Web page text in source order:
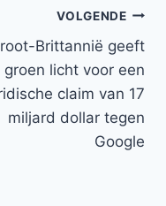
VOLGENDE
Brittannië geeft
groen licht voor een
claim van 17
miljard dollar tegen
Google